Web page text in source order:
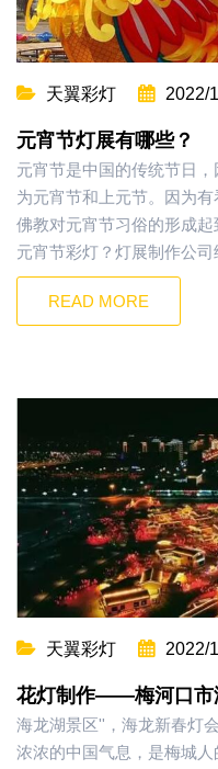
天翼彩灯 2022/
元宵节灯展有哪些？
元宵节是中国的传统节日
为元宵节和上元节。因为有
佛教对元宵节习俗的形成
元宵节彩灯？灯展制作公
READ MORE
天翼彩灯 2022/
花灯制作——梅河口市
海龙湖景区''，海龙新春灯
浓浓的中国气息，是梅城